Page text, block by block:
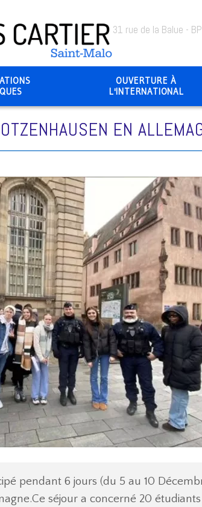
31 rue de la Balue -
OUVERTURE À
L'INTERNATIONAL
EN
pendant 6 jours (du 5 au 10
séjour a concerné 20